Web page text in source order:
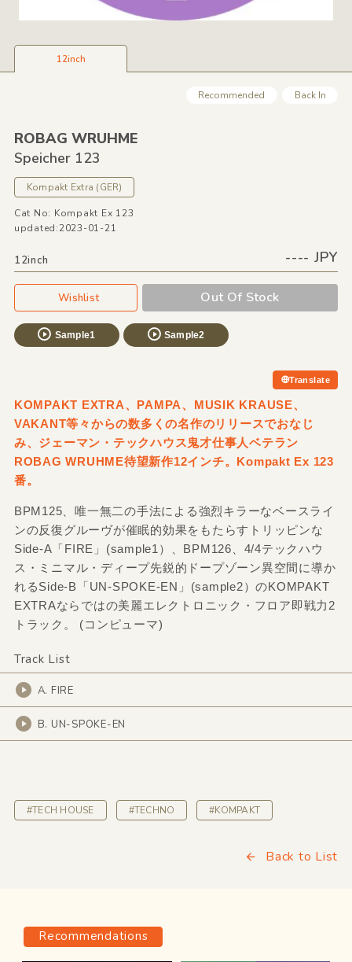
12inch
Recommended Back In
ROBAG WRUHME
Speicher 123
Kompakt Extra (GER)
Cat No: Kompakt Ex 123
updated:2023-01-21
12inch ---- JPY
Wishlist Out Of Stock
Sample1 Sample2
Translate
KOMPAKT EXTRA、PAMPA、MUSIK KRAUSE、
VAKANT等々からの数多くの名作のリリースでおなじ
み、ジェーマン・テックハウス鬼才仕事人ベテラン
ROBAG WRUHME待望新作12インチ。Kompakt Ex 123
番。
BPM125、唯一無二の手法による強烈キラーなベースライ
ンの反復グルーヴが催眠的効果をもたらすトリッピンな
Side-A「FIRE」(sample1）、BPM126、4/4テックハウ
ス・ミニマル・ディープ先鋭的ドープゾーン異空間に導か
れるSide-B「UN-SPOKE-EN」(sample2）のKOMPAKT
EXTRAならではの美麗エレクトロニック・フロア即戦力2
トラック。 (コンピューマ)
Track List
A. FIRE
B. UN-SPOKE-EN
#TECH HOUSE #TECHNO #KOMPAKT
Back to List
Recommendations